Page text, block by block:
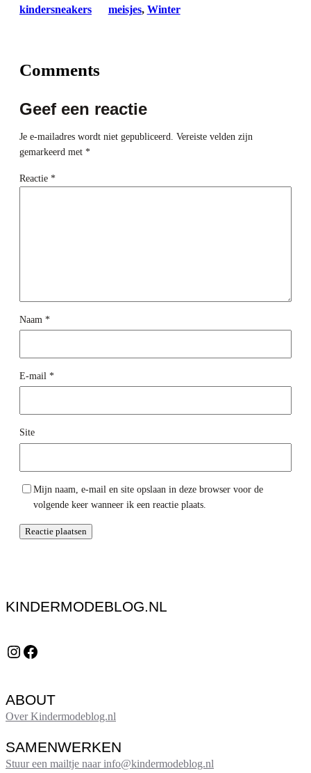
kindersneakers meisjes, Winter
Comments
Geef een reactie
Je e-mailadres wordt niet gepubliceerd.
Vereiste velden zijn
gemarkeerd met *
Reactie *
Naam *
E-mail *
Site
Mijn naam, e-mail en site opslaan in deze browser voor de
volgende keer wanneer ik een reactie plaats.
KINDERMODEBLOG.NL
Instagram Facebook
ABOUT
Over Kindermodeblog.nl
SAMENWERKEN
Stuur een mailtje naar info@kindermodeblog.nl